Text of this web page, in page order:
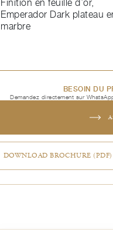
Finition en feuille d’or,
Emperador Dark plateau
marbre
BESOIN DU
Demandez directement sur
DOWNLOAD BROCHURE (PDF)